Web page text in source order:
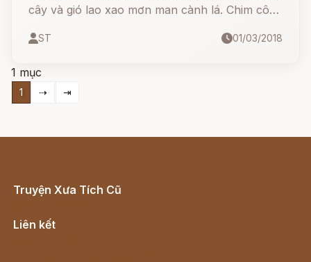
cây và gió lao xao mơn man cành lá. Chim công
lá nhảy một bài thật đẹp. Mấy bạn sóc, thỏ,
ST 01/03/2018
1 mục
1 ⇢ ⇥
Truyện Xưa Tích Cũ
Liên kết